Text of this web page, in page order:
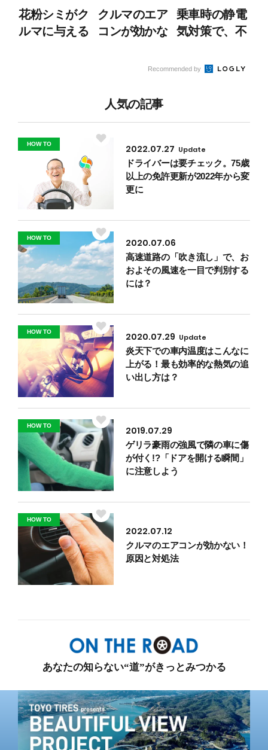
花粉シミがク
ルマに与える
クルマのエア
コンが効かな
乗車時の静電
気対策で、不
ッ！」を回避
Recommended by
人気の記事
2022.07.27 Update
ドライバーは要チェック。75歳
以上の免許更新が2022年から変
更に
HOW TO
2020.07.06
高速道路の「吹き流し」で、お
およその風速を一目で判別する
には？
HOW TO
2020.07.29 Update
炎天下での車内温度はこんなに
上がる！最も効率的な熱気の追
い出し方は？
HOW TO
2019.07.29
ゲリラ豪雨の強風で隣の車に傷
が付く!?「ドアを開ける瞬間」
に注意しよう
HOW TO
2022.07.12
クルマのエアコンが効かない！
原因と対処法
HOW TO
あなたの知らない“道”がきっとみつかる